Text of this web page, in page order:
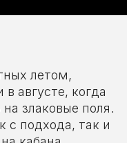
летом,
августе, когда
злаковые поля.
с подхода, так и